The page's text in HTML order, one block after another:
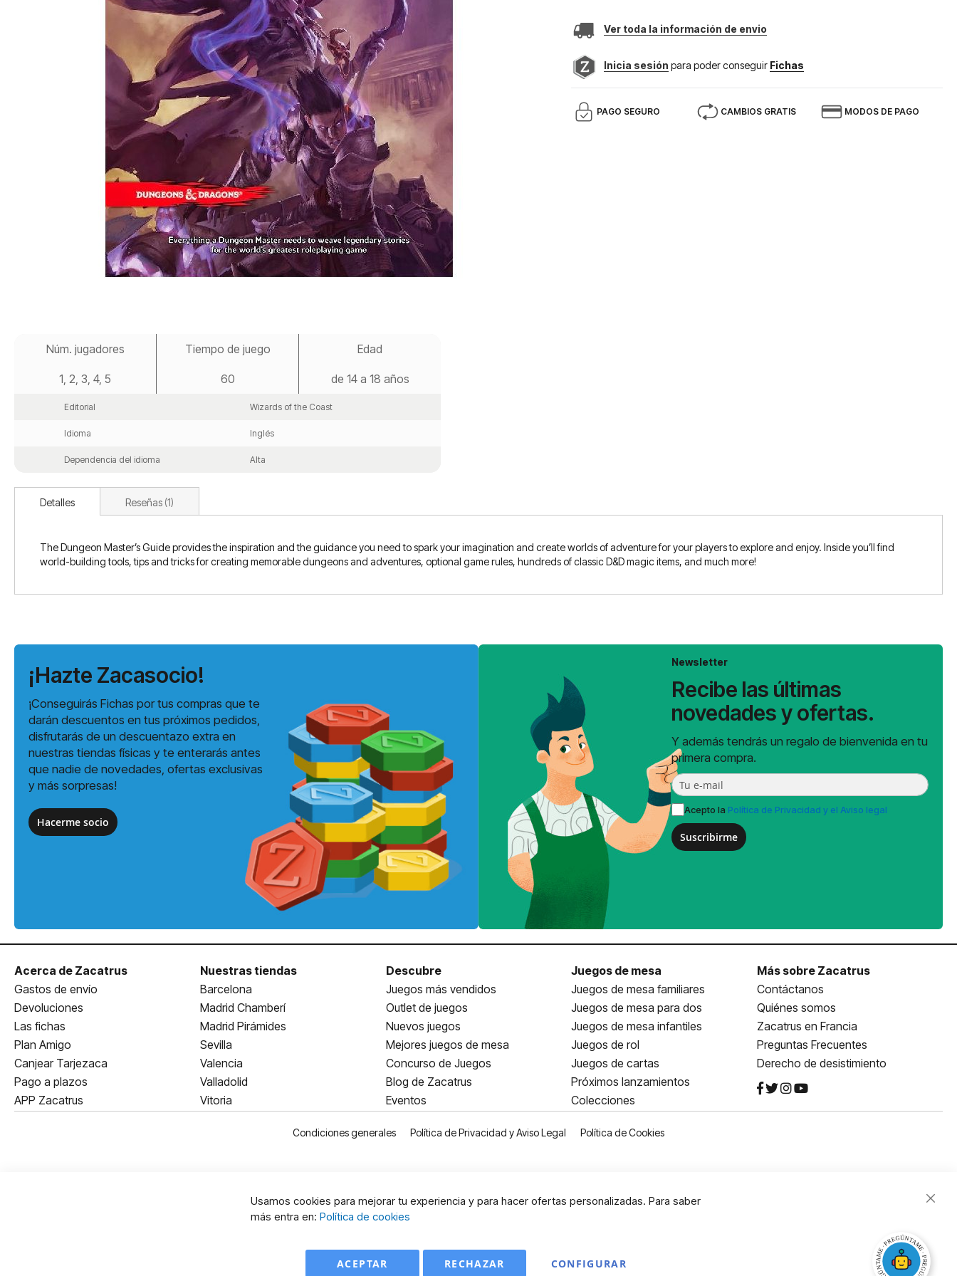
comienzo
Ver toda la información de envio
Inicia sesión para poder conseguir Fichas
PAGO SEGURO CAMBIOS GRATIS MODOS DE PAGO
Núm. jugadores
1, 2, 3, 4, 5
Tiempo de juego
60
Edad
de 14 a 18 años
Editorial Wizards of the Coast
Idioma Inglés
Dependencia del idioma Alta
Detalles
The Dungeon Master’s Guide provides the inspiration and the guidance you need to spark your imagination and create worlds of adventure for your players to explore and enjoy. Inside you’ll find
world-building tools, tips and tricks for creating memorable dungeons and adventures, optional game rules, hundreds of classic D&D magic items, and much more!
Reseñas 1
¡Hazte Zacasocio!
¡Conseguirás Fichas por tus compras que te
darán descuentos en tus próximos pedidos,
disfrutarás de un descuentazo extra en
nuestras tiendas físicas y te enterarás antes
que nadie de novedades, ofertas exclusivas
y más sorpresas!
Hacerme socio
Newsletter
Recibe las últimas
novedades y ofertas.
Y además tendrás un regalo de bienvenida en tu
primera compra.
Acepto la Política de Privacidad y el Aviso legal
Suscribirme
Acerca de Zacatrus
Gastos de envío
Devoluciones
Las fichas
Plan Amigo
Canjear Tarjezaca
Pago a plazos
APP Zacatrus
Nuestras tiendas
Barcelona
Madrid Chamberí
Madrid Pirámides
Sevilla
Valencia
Valladolid
Vitoria
Descubre
Juegos más vendidos
Outlet de juegos
Nuevos juegos
Mejores juegos de mesa
Concurso de Juegos
Blog de Zacatrus
Eventos
Juegos de mesa
Juegos de mesa familiares
Juegos de mesa para dos
Juegos de mesa infantiles
Juegos de rol
Juegos de cartas
Próximos lanzamientos
Colecciones
Más sobre Zacatrus
Contáctanos
Quiénes somos
Zacatrus en Francia
Preguntas Frecuentes
Derecho de desistimiento
Condiciones generales Política de Privacidad y Aviso Legal Política de Cookies
Usamos cookies para mejorar tu experiencia y para hacer ofertas personalizadas. Para saber
más entra en: Política de cookies
ACEPTAR CONFIGURAR
RECHAZAR